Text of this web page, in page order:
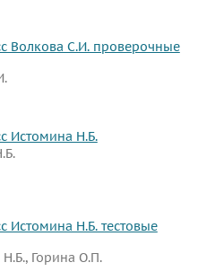
Волкова С.И. проверочные
Истомина Н.Б.
Истомина Н.Б. тестовые
Горина О.П.